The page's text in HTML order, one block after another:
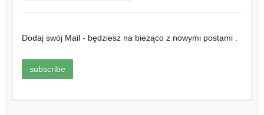
Dodaj swój Mail - będziesz na bieżąco z nowymi postami .